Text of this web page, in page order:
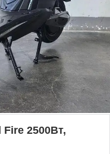
Fire 2500Вт,